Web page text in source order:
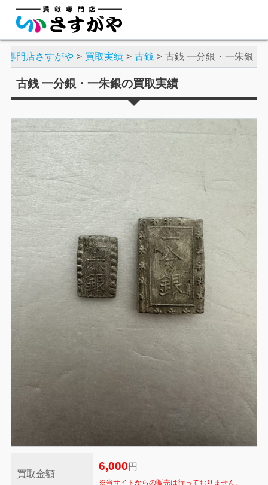
専門店さすがや 買取実績 古銭 古銭 一分銀・一朱銀
古銭 一分銀・一朱銀の買取実績
買取金額
6,000 円
※当サイトからの販売は行っておりません。